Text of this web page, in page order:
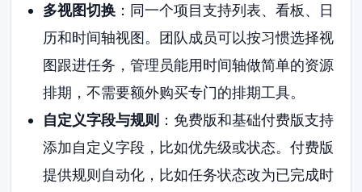
多视图切换：同一个项目支持列表、看板、日
历和时间轴视图。团队成员可以按习惯选择视
图跟进任务，管理员能用时间轴做简单的资源
排期，不需要额外购买专门的排期工具。
自定义字段与规则 ：免费版和基础付费版支持
添加自定义字段，比如优先级或状态。付费版
提供规则自动化，比如任务状态改为已完成时